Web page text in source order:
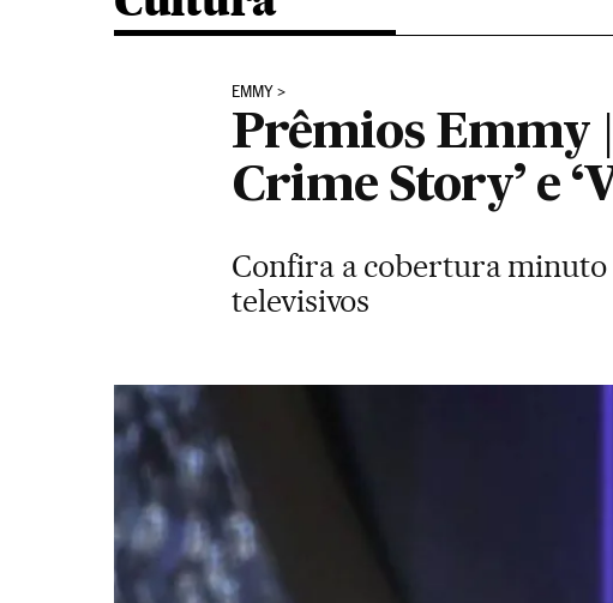
EMMY
Prêmios Emmy |
Crime Story’ e
Confira a cobertura
televisivos